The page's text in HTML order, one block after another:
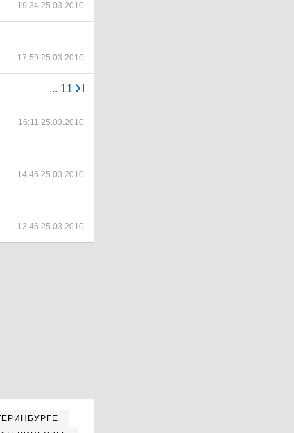
19:34 25.03.2010
17:59 25.03.2010
... 11
16:11 25.03.2010
14:46 25.03.2010
13:46 25.03.2010